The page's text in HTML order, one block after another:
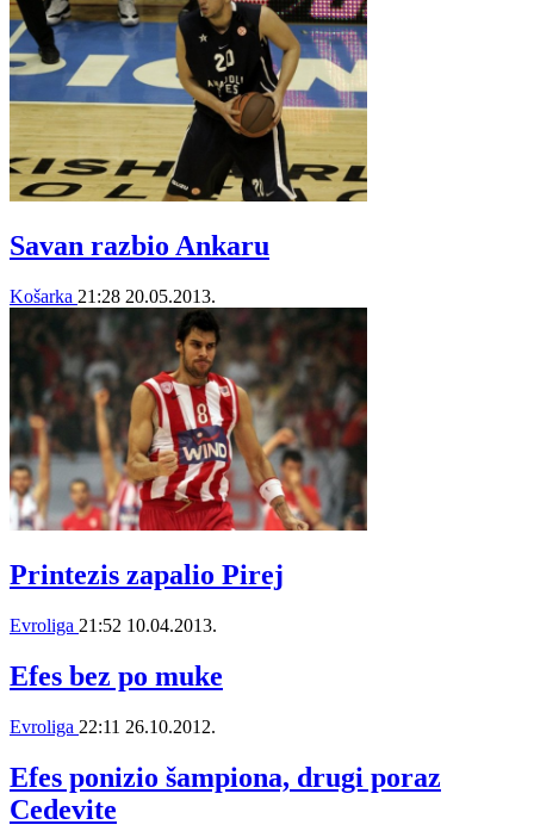
Savan razbio Ankaru
Košarka 21:28 20.05.2013.
Printezis zapalio Pirej
Evroliga 21:52 10.04.2013.
Efes bez po muke
Evroliga 22:11 26.10.2012.
Efes ponizio šampiona, drugi poraz
Cedevite